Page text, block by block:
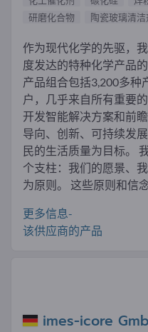
研磨化合物
陶瓷玻璃清洁
作为现代化学的先驱，
度发达的特种化学产品
产品组合包括3,200多种
户，几乎来自所有重要
开发智能解决方案和前
导向、创新、可持续发
民的生活质量为目标。
个支柱：我们的愿景、
为原则。 这些原则和信
更多信息-
该供应商的产品
imes-icore